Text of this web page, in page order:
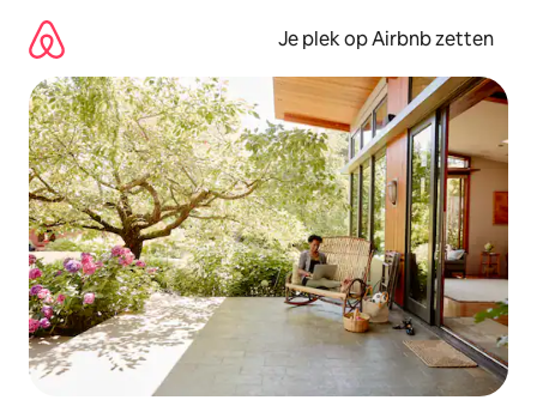
direct
naar
inhoud
Je plek op Airbnb zetten